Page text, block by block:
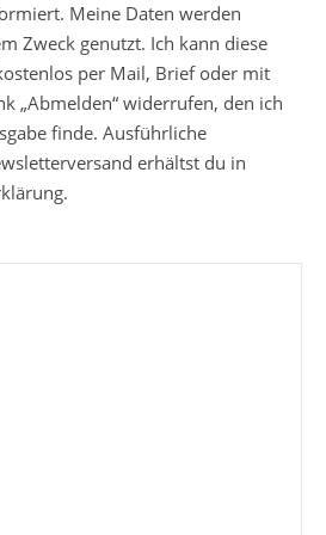
Meine Daten werden
Zweck genutzt. Ich kann diese
per Mail, Brief oder mit
„Abmelden“ widerrufen, den ich
finde. Ausführliche
erhältst du in